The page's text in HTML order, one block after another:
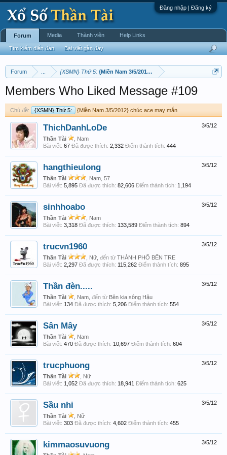
Đăng nhập | Đăng ký
Forum {XSMN} Thứ 5: {Miền Nam 3/5/2012} chúc ace may mắn
Members Who Liked Message #109
Chủ đề: {XSMN} Thứ 5: {Miền Nam 3/5/2012} chúc ace may mắn
3/5/12
ThichDanhLoDe
Thần Tài
, Nam
Bài viết: 67 Đã được thích: 2,332 Điểm thành tích: 444
3/5/12
hangthieulong
Thần Tài
, Nam, 57
Bài viết: 5,895 Đã được thích: 82,606 Điểm thành tích: 1,194
3/5/12
sinhhoabo
Thần Tài
, Nam
Bài viết: 3,318 Đã được thích: 133,589 Điểm thành tích: 894
3/5/12
trucvn1960
Thần Tài , Nữ, đến từ THÀNH PHỐ BẾN TRE
Bài viết: 2,297 Đã được thích: 115,262 Điểm thành tích: 895
3/5/12
Thần đèn.....
Thần Tài , Nam, đến từ Bên kia sông Hậu
Bài viết: 134 Đã được thích: 5,206 Điểm thành tích: 554
3/5/12
Sân Mây
Thần Tài
, Nam
Bài viết: 470 Đã được thích: 10,697 Điểm thành tích: 604
3/5/12
trucphuong
Thần Tài
, Nữ
Bài viết: 1,052 Đã được thích: 18,941 Điểm thành tích: 625
3/5/12
Sầu nhi
Thần Tài
, Nữ
Bài viết: 303 Đã được thích: 4,602 Điểm thành tích: 455
3/5/12
kimmaosuvuong
Forum
Tìm kiếm diễn đàn Bài viết gần đây
Media Thành viên Help Links